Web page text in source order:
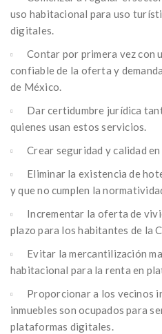
uso habitacional para uso
digitales.
Contar por primera vez con
confiable de la oferta y
de México.
Dar certidumbre jurídica
quienes usan estos servicios.
Crear seguridad y calidad
Eliminar la existencia de
y que no cumplen la
Incrementar la oferta de
plazo para los habitantes de la
Evitar la mercantilización
habitacional para la renta en
Proporcionar a los vecinos
inmuebles son ocupados para
plataformas digitales.